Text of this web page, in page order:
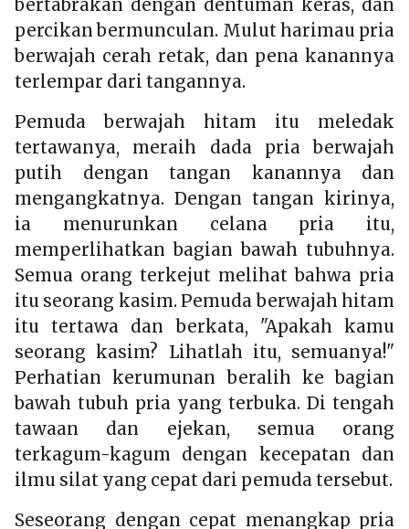
bertabrakan dengan dentuman keras, dan
percikan bermunculan. Mulut harimau pria
berwajah cerah retak, dan pena kanannya
terlempar dari tangannya.
Pemuda berwajah hitam itu meledak
tertawanya, meraih dada pria berwajah
putih dengan tangan kanannya dan
mengangkatnya. Dengan tangan kirinya,
ia menurunkan celana pria itu,
memperlihatkan bagian bawah tubuhnya.
Semua orang terkejut melihat bahwa pria
itu seorang kasim. Pemuda berwajah hitam
itu tertawa dan berkata, "Apakah kamu
seorang kasim? Lihatlah itu, semuanya!"
Perhatian kerumunan beralih ke bagian
bawah tubuh pria yang terbuka. Di tengah
tawaan dan ejekan, semua orang
terkagum-kagum dengan kecepatan dan
ilmu silat yang cepat dari pemuda tersebut.
Seseorang dengan cepat menangkap pria